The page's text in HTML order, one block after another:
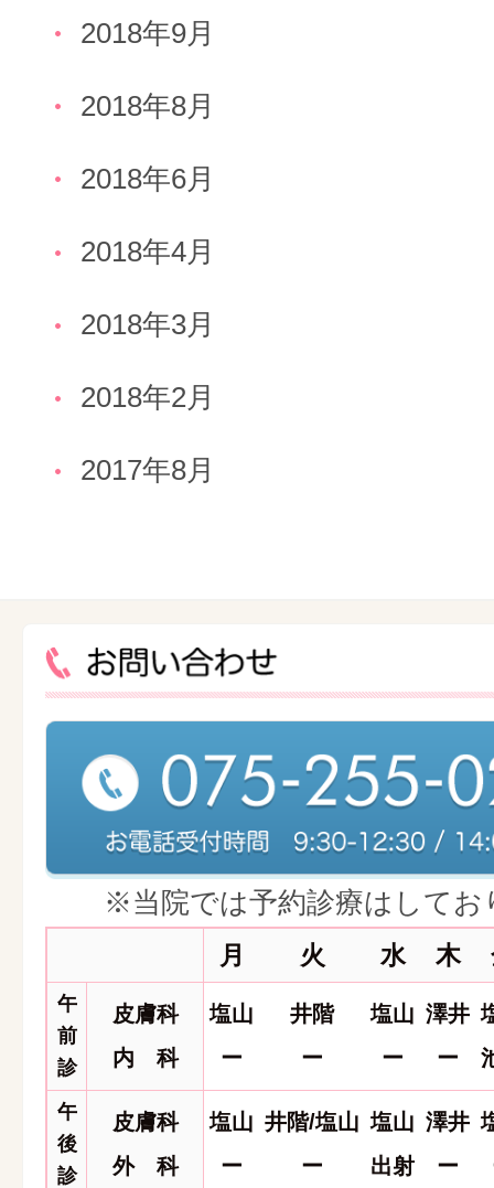
2018年9月
2018年8月
2018年6月
2018年4月
2018年3月
2018年2月
2017年8月
※当院では予約診療はしてお
月 火 水 木
午
前
診
皮膚科
内 科
塩山
ー
井階
ー
塩山
ー
澤井
ー
午
後
診
皮膚科
外 科
塩山
ー
井階/塩山
ー
塩山
出射
澤井
ー